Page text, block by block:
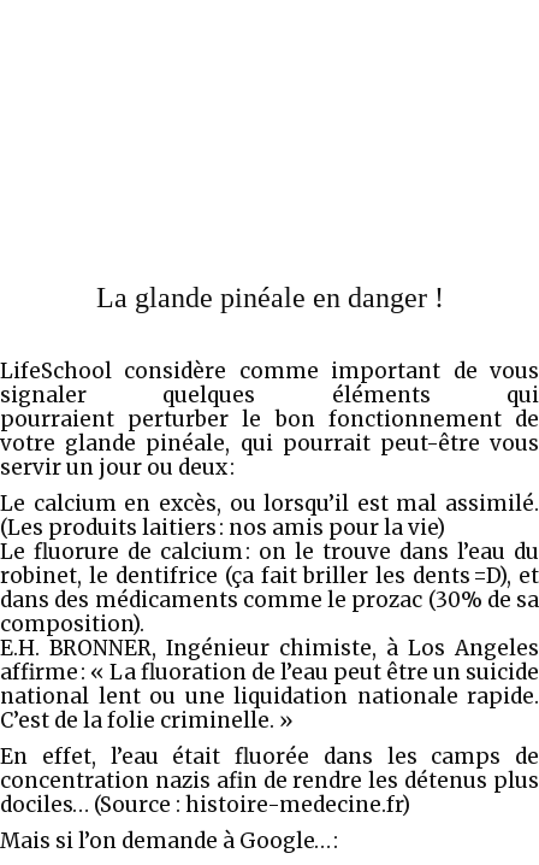
La glande pinéale en danger !
LifeSchool considère comme important de vous
signaler quelques éléments qui
pourraient perturber le bon fonctionnement de
votre glande pinéale, qui pourrait peut-être vous
servir un jour ou deux :
Le calcium en excès, ou lorsqu’il est mal assimilé.
(Les produits laitiers : nos amis pour la vie)
Le fluorure de calcium : on le trouve dans l’eau du
robinet, le dentifrice (ça fait briller les dents =D), et
dans des médicaments comme le prozac (30% de sa
composition).
E.H. BRONNER, Ingénieur chimiste, à Los Angeles
affirme : « La fluoration de l’eau peut être un suicide
national lent ou une liquidation nationale rapide.
C’est de la folie criminelle. »
En effet, l’eau était fluorée dans les camps de
concentration nazis afin de rendre les détenus plus
dociles… (Source : histoire-medecine.fr)
Mais si l’on demande à Google… :